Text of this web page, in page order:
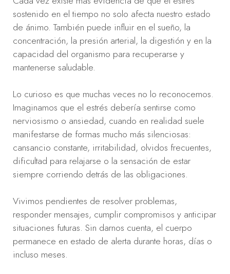
sostenido en el tiempo no solo afecta nuestro estado
de ánimo. También puede influir en el sueño, la
concentración, la presión arterial, la digestión y en la
capacidad del organismo para recuperarse y
mantenerse saludable.
Lo curioso es que muchas veces no lo reconocemos.
Imaginamos que el estrés debería sentirse como
nerviosismo o ansiedad, cuando en realidad suele
manifestarse de formas mucho más silenciosas:
cansancio constante, irritabilidad, olvidos frecuentes,
dificultad para relajarse o la sensación de estar
siempre corriendo detrás de las obligaciones.
Vivimos pendientes de resolver problemas,
responder mensajes, cumplir compromisos y anticipar
situaciones futuras. Sin darnos cuenta, el cuerpo
permanece en estado de alerta durante horas, días o
incluso meses.